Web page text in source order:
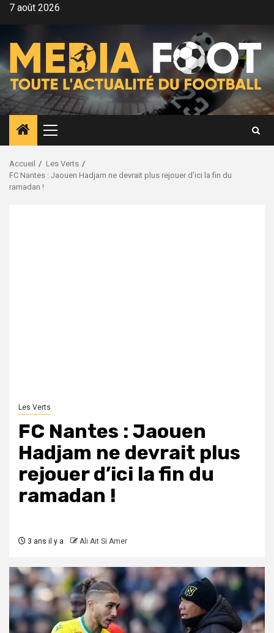
Aller7 août 2026
Menu
principal
Accueil
Les Verts
FC Nantes : Jaouen Hadjam ne devrait plus rejouer d’ici la fin du
ramadan !
Les Verts
FC Nantes : Jaouen
Hadjam ne devrait plus
rejouer d’ici la fin du
ramadan !
3 ans il y a Ali Ait Si Amer